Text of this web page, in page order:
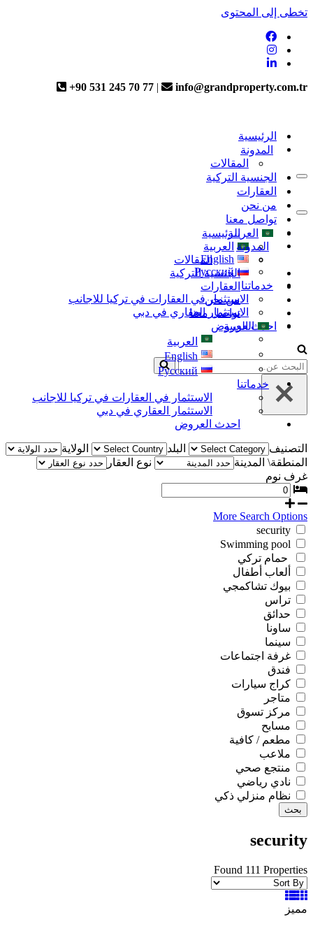
تخطى إلى المحتوى
info@grandproperty.com.tr
|
+90 531 245 70 77
الرئيسية
المدونة
المقالات
الجنسية التركية
العقارات
من نحن
تواصل معنا
العربية
العربية
English
Русский
خدماتنا
الاستثمار في العقارات في تركيا للاجانب
الاستثمار العقاري في دبي
احدث العروض
البحث
عن...
قائمة
التنقل
قائمة
الرئيسية
المدونة
المقالات
الجنسية التركية
العقارات
من نحن
تواصل معنا
العربية
العربية
English
Русский
خدماتنا
الاستثمار في العقارات في تركيا للاجانب
الاستثمار العقاري في دبي
احدث العروض
التصنيف البلد
الولاية
المنطقة\ المدينة
نوع العقار
غرف نوم
More Search Options
حمام تركي
ألعاب أطفال
بيوك تشاكمجي
تراس
حدائق
ساونا
سينما
غرفة اجتماعات
فندق
كراج سيارات
متاجر
مركز تسوق
مسابح
مطعم / كافية
ملاعب
منتجع صحي
نادي رياضي
نظام منزلي ذكي
بحث
security
Found 111 Properties
مميز